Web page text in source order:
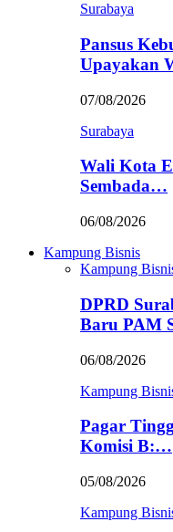
Surabaya
Pansus
Upayakan
07/08/2026
Surabaya
Wali Kota
Sembada…
06/08/2026
Kampung Bisnis
Kampung
DPRD
Baru PAM
06/08/2026
Kampung
Pagar
Komisi B:…
05/08/2026
Kampung